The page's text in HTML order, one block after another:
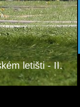
letišti - II.